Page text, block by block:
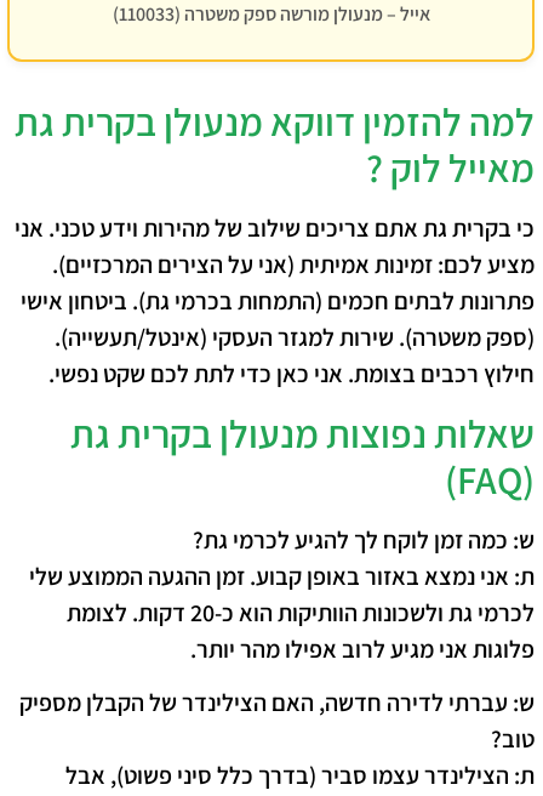
אייל – מנעולן מורשה ספק משטרה (110033)
למה להזמין דווקא מנעולן בקרית גת
מאייל לוק ?
כי בקרית גת אתם צריכים שילוב של מהירות וידע טכני. אני
מציע לכם:זמינות אמיתית(אני על הצירים המרכזיים).
פתרונות לבתים חכמים (התמחות בכרמי גת). ביטחון אישי
(ספק משטרה). שירות למגזר העסקי (אינטל/תעשייה).
חילוץ רכבים בצומת. אני כאן כדי לתת לכם שקט נפשי.
שאלות נפוצות מנעולן בקרית גת
(FAQ)
ש: כמה זמן לוקח לך להגיע לכרמי גת?
ת: אני נמצא באזור באופן קבוע. זמן ההגעה הממוצע שלי
לכרמי גת ולשכונות הוותיקות הוא כ-20 דקות. לצומת
פלוגות אני מגיע לרוב אפילו מהר יותר.
ש: עברתי לדירה חדשה, האם הצילינדר של הקבלן מספיק
טוב?
ת: הצילינדר עצמו סביר (בדרך כלל סיני פשוט), אבל